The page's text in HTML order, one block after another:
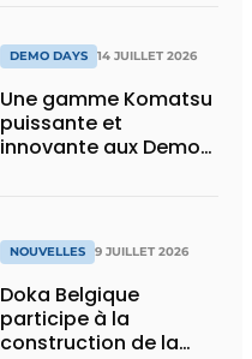
DEMO DAYS 14 JUILLET 2026
Une gamme Komatsu
puissante et
innovante aux Demo
NOUVELLES 9 JUILLET 2026
Doka Belgique
participe à la
construction de la